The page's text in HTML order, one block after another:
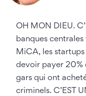
OH MON DIEU.
banques
MiCA, les
devoir payer 20%
gars qui ont
criminels. C’EST